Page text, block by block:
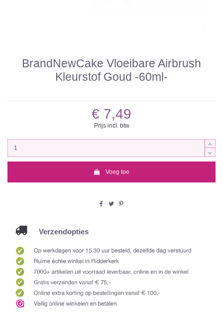
BrandNewCake Vloeibare Airbrush
Kleurstof Goud -60ml-
€ 7,49
Prijs incl. btw
Voeg toe
Verzendopties